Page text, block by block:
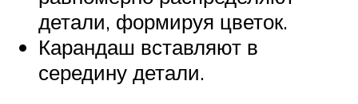
детали, формируя цветок.
Карандаш вставляют в
середину детали.